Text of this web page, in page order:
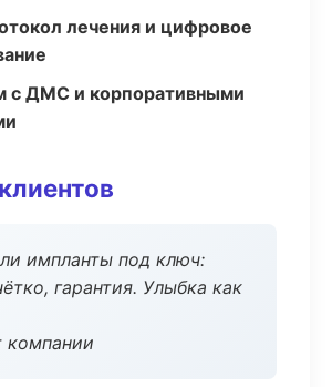
лечения и цифровое
с ДМС и корпоративными
импланты под ключ:
гарантия. Улыбка как
компании